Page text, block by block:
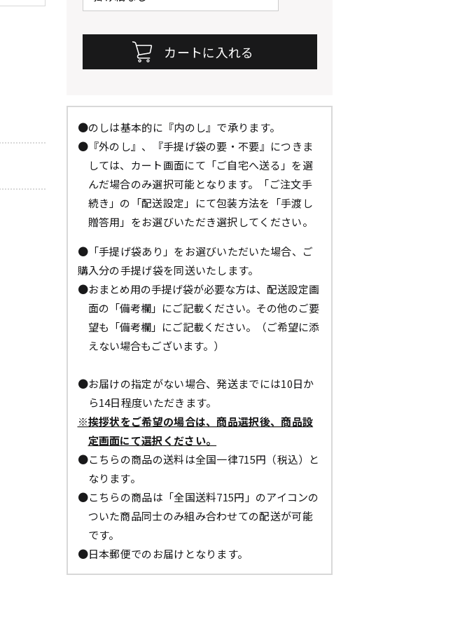
●のしは基本的に『内のし』で承ります。
●『外のし』、『手提げ袋の要・不要』につきま
しては、カート画面にて「ご自宅へ送る」を選
んだ場合のみ選択可能となります。「ご注文手
続き」の「配送設定」にて包装方法を「手渡し
贈答用」をお選びいただき選択してください。
●「手提げ袋あり」をお選びいただいた場合、ご
購入分の手提げ袋を同送いたします。
●おまとめ用の手提げ袋が必要な方は、配送設定画
面の「備考欄」にご記載ください。その他のご要
望も「備考欄」にご記載ください。（ご希望に添
えない場合もございます。）
●お届けの指定がない場合、発送までには10日か
ら14日程度いただきます。
※挨拶状をご希望の場合は、商品選択後、商品設
定画面にて選択ください。
●こちらの商品の送料は全国一律715円（税込）と
なります。
●こちらの商品は「全国送料715円」のアイコンの
ついた商品同士のみ組み合わせての配送が可能
です。
●日本郵便でのお届けとなります。